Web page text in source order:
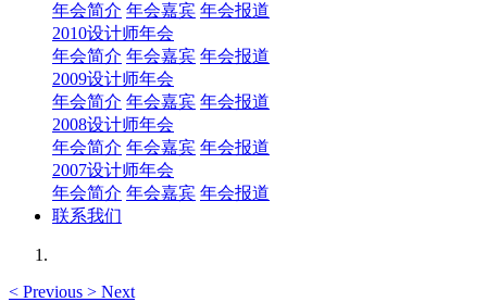
年会简介 年会嘉宾 年会报道
2010设计师年会
年会简介 年会嘉宾 年会报道
2009设计师年会
年会简介 年会嘉宾 年会报道
2008设计师年会
年会简介 年会嘉宾 年会报道
2007设计师年会
年会简介 年会嘉宾 年会报道
联系我们
< Previous > Next